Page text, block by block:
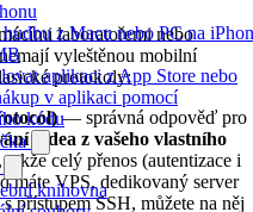
hudbu z Macu nebo PC na
aplikaci z App Store nebo
v aplikaci pomocí
kódu
knihovna
laboratořemi nebo
vyleštěnou mobilní
protokoly:
— správná odpověď pro
videa z vašeho vlastního
celý přenos (autentizace i
máte VPS, dedikovaný server
přístupem SSH, můžete na něj